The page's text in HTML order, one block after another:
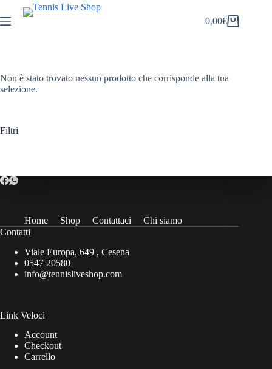
al
contenuto
Carrello
0,00€
Non è stato trovato nessun prodotto che corrisponde alla tua
selezione.
Filtri
Home Shop Contattaci
Chi siamo
Contatti
Viale Europa, 649 , Cesena
0547 20580
info@tennisliveshop.com
Link Veloci
Account
Checkout
Carrello